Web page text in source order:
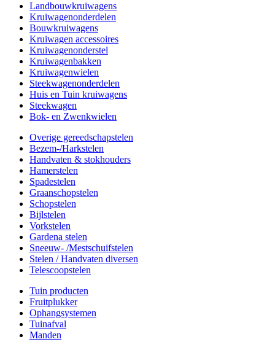
Landbouwkruiwagens
Kruiwagenonderdelen
Bouwkruiwagens
Kruiwagen accessoires
Kruiwagenonderstel
Kruiwagenbakken
Kruiwagenwielen
Steekwagenonderdelen
Huis en Tuin kruiwagens
Steekwagen
Bok- en Zwenkwielen
Overige gereedschapstelen
Bezem-/Harkstelen
Handvaten & stokhouders
Hamerstelen
Spadestelen
Graanschopstelen
Schopstelen
Bijlstelen
Vorkstelen
Gardena stelen
Sneeuw- /Mestschuifstelen
Stelen / Handvaten diversen
Telescoopstelen
Tuin producten
Fruitplukker
Ophangsystemen
Tuinafval
Manden